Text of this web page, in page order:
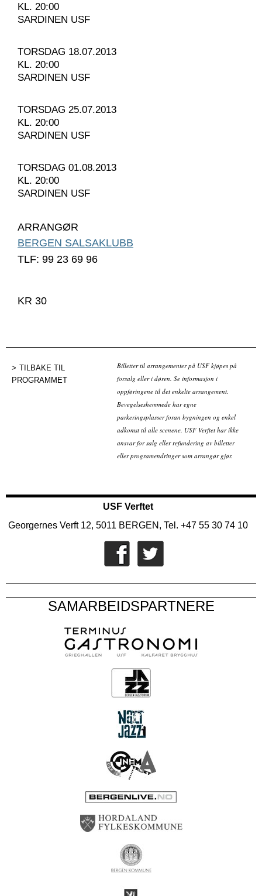
KL. 20:00
SARDINEN USF
TORSDAG 18.07.2013
KL. 20:00
SARDINEN USF
TORSDAG 25.07.2013
KL. 20:00
SARDINEN USF
TORSDAG 01.08.2013
KL. 20:00
SARDINEN USF
ARRANGØR
BERGEN SALSAKLUBB
TLF: 99 23 69 96
KR 30
TILBAKE TIL
PROGRAMMET
Billetter til arrangementer på USF kjøpes på
forsalg eller i døren. Se informasjon i
oppføringene til det enkelte arrangement.
Bevegelseshemmede har egne
parkeringsplasser foran bygningen og enkel
adkomst til alle scenene. USF Verftet har ikke
ansvar for salg eller refundering av billetter
eller programendringer som arrangør gjør.
USF Verftet
Georgernes Verft 12, 5011 BERGEN, Tel. +47 55 30 74 10
SAMARBEIDSPARTNERE